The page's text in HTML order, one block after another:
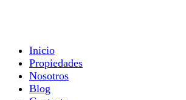
Inicio
Propiedades
Nosotros
Blog